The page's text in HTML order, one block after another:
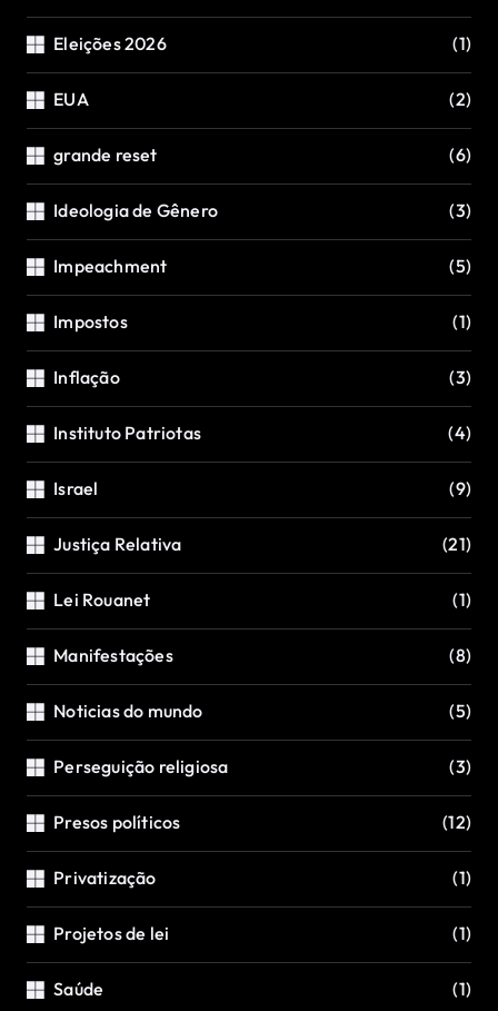
Eleições 2026 (1)
EUA (2)
grande reset (6)
Ideologia de Gênero (3)
Impeachment (5)
Impostos (1)
Inflação (3)
Instituto Patriotas (4)
Israel (9)
Justiça Relativa (21)
Lei Rouanet (1)
Manifestações (8)
Noticias do mundo (5)
Perseguição religiosa (3)
Presos políticos (12)
Privatização (1)
Projetos de lei (1)
Saúde (1)